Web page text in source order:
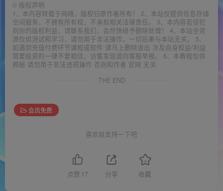
© 版权声明
1、本内容转载于网络，版权归原作者所有！ 2、本站仅提供信息存储
空间服务，不拥有所有权，不承担相关法律责任。 3、本内容若侵犯
到你的版权利益，请联系我们，会尽快给予删除处理！ 4、本站全资
源仅供测试和学习，请勿用于非法操作，一切后果与本站无关。 5、
如遇到充值付费环节课程或软件 请马上删除退出 涉及自身权益/利益
需要投资的一律不要相信，访客发现请向客服举报。 6、本教程仅供
揭秘 请勿用于非法违规操作 否则和作者 官网 无关
THE END
会员免费
喜欢就支持一下吧
点赞 17 分享 收藏